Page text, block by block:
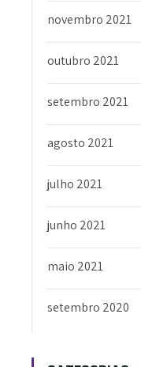
novembro 2021
outubro 2021
setembro 2021
agosto 2021
julho 2021
junho 2021
maio 2021
setembro 2020